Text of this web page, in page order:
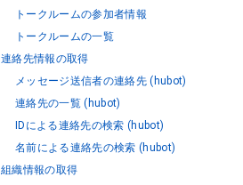
トークルームの参加者情報
トークルームの一覧
連絡先情報の取得
メッセージ送信者の連絡先 (hubot)
連絡先の一覧 (hubot)
IDによる連絡先の検索 (hubot)
名前による連絡先の検索 (hubot)
組織情報の取得